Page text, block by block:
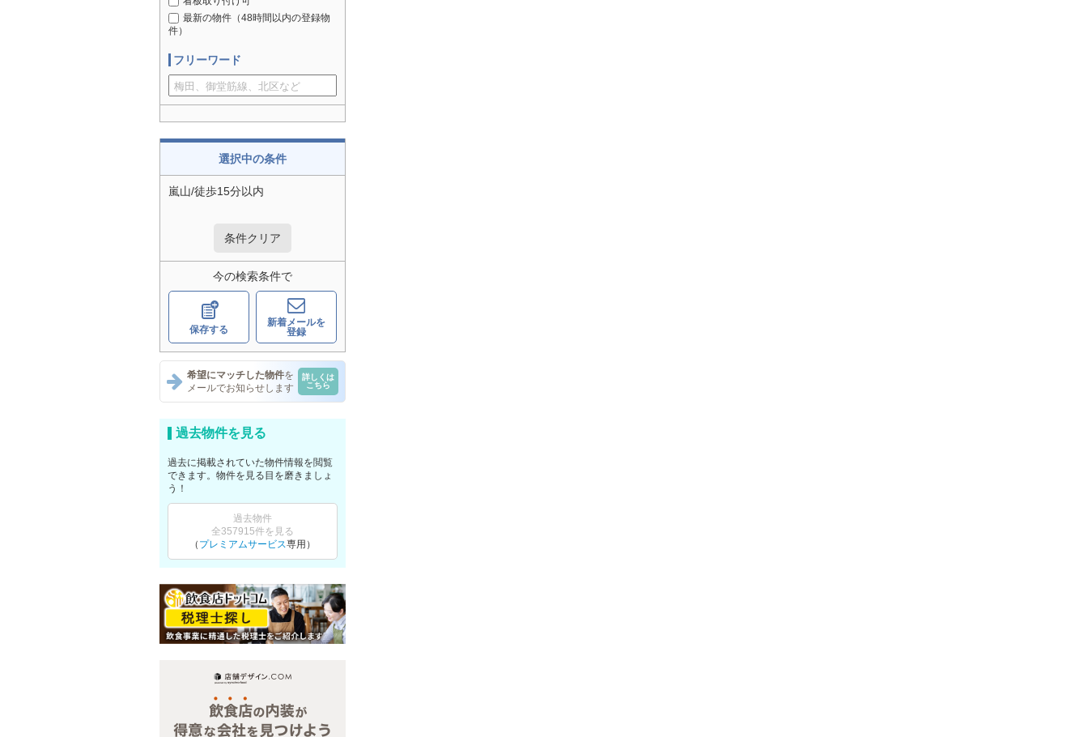
最新の物件（48時間以内の登録物
件）
フリーワード
選択中の条件
嵐山/徒歩15分以内
条件クリア
今の検索条件で
保存する
新着メールを
登録
希望にマッチした物件を
メールでお知らせします
詳しくは
こちら
過去物件を見る
過去に掲載されていた物件情報を閲覧
できます。物件を見る目を磨きましょ
う！
過去物件
全357915件を見る
（ プレミアムサービス専用）